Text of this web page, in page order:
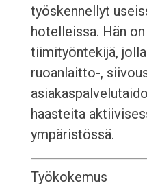
työskennellyt
hotelleissa. Hän
tiimityöntekijä,
ruoanlaitto-,
haasteita
ympäristössä.
Työkokemus